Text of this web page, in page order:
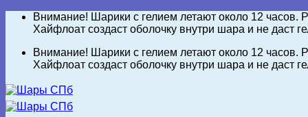
Skip
Внимание! Шарики с гелием летают около 12 часов.
Хайфлоат создаст оболочку внутри шара и не даст
Внимание! Шарики с гелием летают около 12 часов.
Хайфлоат создаст оболочку внутри шара и не даст